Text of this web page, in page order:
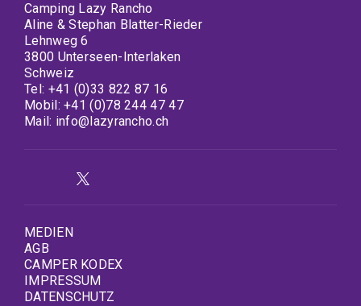
Camping Lazy Rancho
Aline & Stephan Blatter-Rieder
Lehnweg 6
3800 Unterseen-Interlaken
Schweiz
Tel: +41 (0)33 822 87 16
Mobil:+41 (0)78 244 47 47
Mail: info@lazyrancho.ch
MEDIEN
AGB
CAMPER KODEX
IMPRESSUM
DATENSCHUTZ